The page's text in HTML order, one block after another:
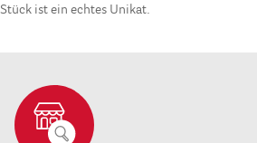
ist ein echtes Unikat.